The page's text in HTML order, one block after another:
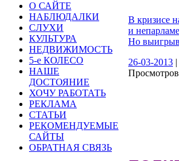
О САЙТЕ
НАБЛЮДАЛКИ
СЛУХИ
КУЛЬТУРА
НЕДВИЖИМОСТЬ
5-е КОЛЕСО
НАШЕ
ДОСТОЯНИЕ
ХОЧУ РАБОТАТЬ
РЕКЛАМА
СТАТЬИ
РЕКОМЕНДУЕМЫЕ
САЙТЫ
ОБРАТНАЯ СВЯЗЬ
В кризисе
и
Но
26-03-2013